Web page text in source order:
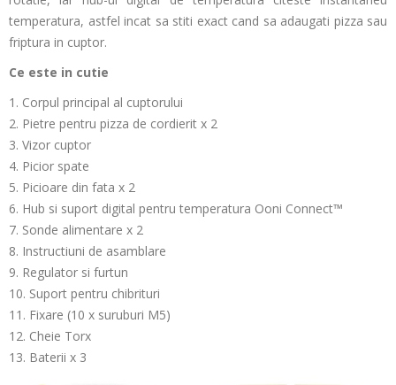
temperatura, astfel incat sa stiti exact cand sa adaugati pizza sau
friptura in cuptor.
Ce este in cutie
1. Corpul principal al cuptorului
2. Pietre pentru pizza de cordierit x 2
3. Vizor cuptor
4. Picior spate
5. Picioare din fata x 2
6. Hub si suport digital pentru temperatura Ooni Connect™
7. Sonde alimentare x 2
8. Instructiuni de asamblare
9. Regulator si furtun
10. Suport pentru chibrituri
11. Fixare (10 x suruburi M5)
12. Cheie Torx
13. Baterii x 3